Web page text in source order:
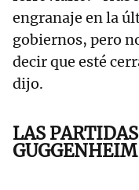
engranaje en la
gobiernos, pero
decir que esté
dijo.
LAS